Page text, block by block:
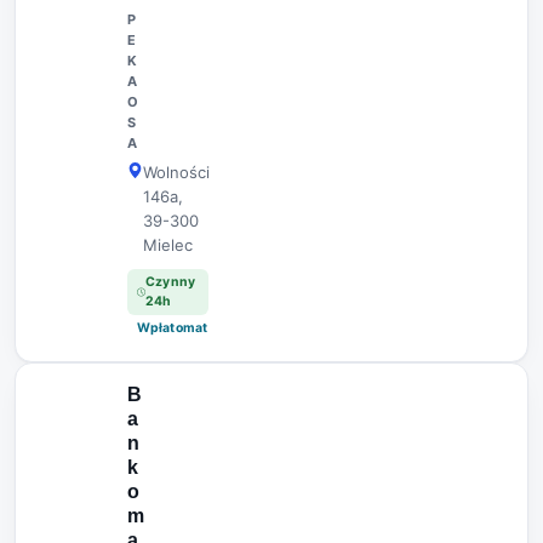
P
E
K
A
O
S
A
Wolności
146a,
39-300
Mielec
Czynny
24h
Wpłatomat
B
a
n
k
o
m